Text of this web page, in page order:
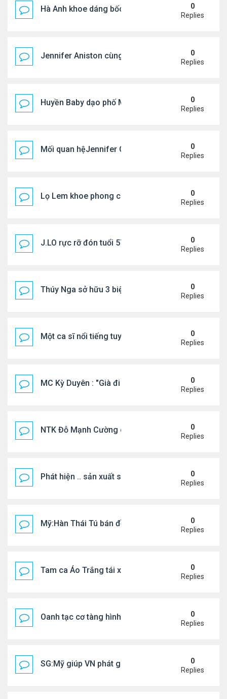
Hà Anh khoe dáng bốc lửa của ở Maldives
0
Replies
Jennifer Aniston cùng bạn trai nghỉ dưỡng trên du
0
Replies
Huyền Baby dạo phố Mỹ
0
Replies
Mối quan hệJennifer Garner và mẹ chồng cũ
0
Replies
Lọ Lem khoe phong cách ở New York
0
Replies
J.LO rực rỡ đón tuổi 57 trên đất Âu
0
Replies
Thúy Nga sở hữu 3 biệt thự triệu USD ở Mỹ
0
Replies
Một ca sĩ nổi tiếng tuyên bố không thu tiền tác
0
Replies
MC Kỳ Duyên : "Già đi cũng là một đặc ân"
0
Replies
NTK Đỗ Mạnh Cường chi 100 triệu đồng thuê...
0
Replies
Phát hiện .. sản xuất sữa 'pha bột giặt'
0
Replies
Mỹ:Hàn Thái Tú bán đồ ăn online mưu sinh
0
Replies
Tam ca Áo Trắng tái xuất trên sân khấu
0
Replies
Oanh tạc cơ tàng hình đáng sợ nhất thế giới
0
Replies
SG:Mỹ giúp VN phát giác xưởng sản xuất giày
0
Replies